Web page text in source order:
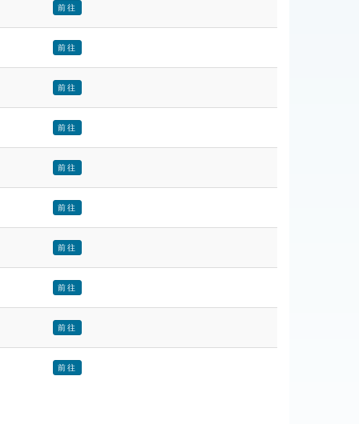
前往
前往
前往
前往
前往
前往
前往
前往
前往
前往